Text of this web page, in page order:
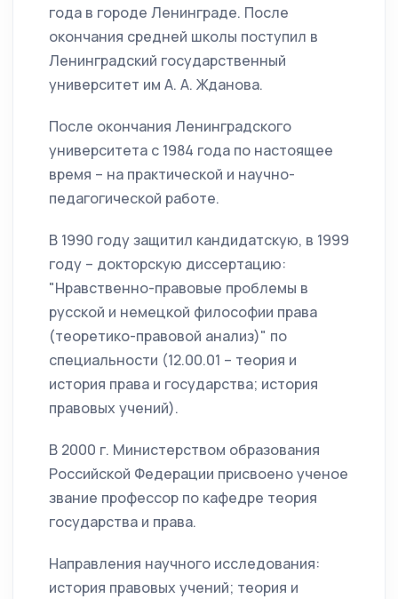
года в городе Ленинграде. После
окончания средней школы поступил в
Ленинградский государственный
университет им А. А. Жданова.
После окончания Ленинградского
университета с 1984 года по настоящее
время – на практической и научно-
педагогической работе.
В 1990 году защитил кандидатскую, в 1999
году – докторскую диссертацию:
"Нравственно-правовые проблемы в
русской и немецкой философии права
(теоретико-правовой анализ)" по
специальности (12.00.01 – теория и
история права и государства; история
правовых учений).
В 2000 г. Министерством образования
Российской Федерации присвоено ученое
звание профессор по кафедре теория
государства и права.
Направления научного исследования:
история правовых учений; теория и